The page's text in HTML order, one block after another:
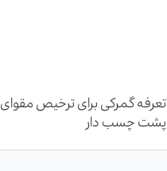
تعرفه گمرکی برای ترخیص مقوای
پشت چسب دار